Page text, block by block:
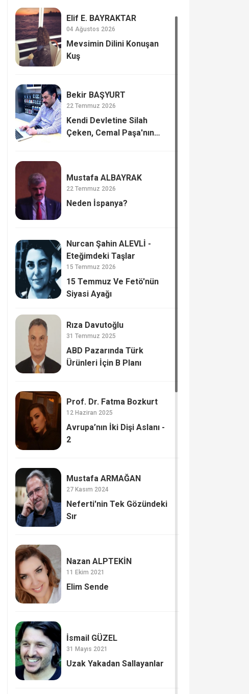
Elif E. BAYRAKTAR
04 Ağustos 2026
Mevsimin Dilini Konuşan
Kuş
Bekir BAŞYURT
22 Temmuz 2026
Kendi Devletine Silah
Çeken, Cemal Paşa'nın
Mustafa ALBAYRAK
22 Temmuz 2026
Neden İspanya?
Nurcan Şahin ALEVLİ -
Eteğimdeki Taşlar
15 Temmuz 2026
15 Temmuz Ve Fetö'nün
Siyasi Ayağı
Rıza Davutoğlu
31 Temmuz 2025
ABD Pazarında Türk
Ürünleri İçin B Planı
Prof. Dr. Fatma Bozkurt
12 Haziran 2025
Avrupa’nın İki Dişi Aslanı -
2
Mustafa ARMAĞAN
27 Kasım 2024
Neferti'nin Tek Gözündeki
Sır
Nazan ALPTEKİN
11 Ekim 2021
Elim Sende
İsmail GÜZEL
31 Mayıs 2021
Uzak Yakadan Sallayanlar